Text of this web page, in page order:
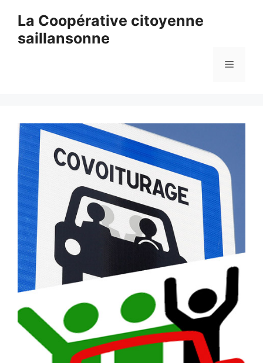
contenu
La Coopérative citoyenne
saillansonne
Menu